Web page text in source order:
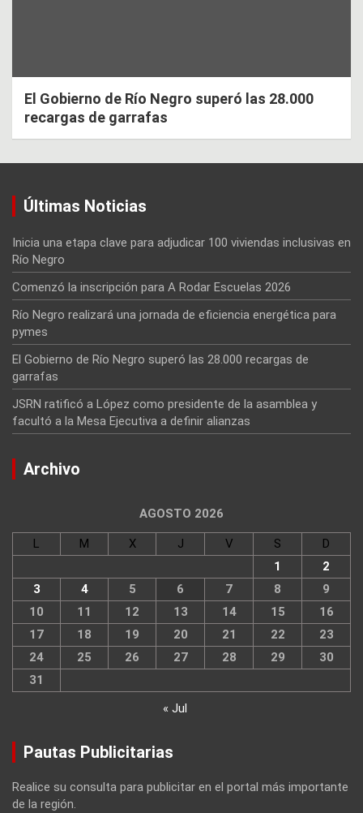
El Gobierno de Río Negro superó las 28.000
recargas de garrafas
Últimas Noticias
Inicia una etapa clave para adjudicar 100 viviendas inclusivas en
Río Negro
Comenzó la inscripción para A Rodar Escuelas 2026
Río Negro realizará una jornada de eficiencia energética para
pymes
El Gobierno de Río Negro superó las 28.000 recargas de
garrafas
JSRN ratificó a López como presidente de la asamblea y
facultó a la Mesa Ejecutiva a definir alianzas
Archivo
AGOSTO 2026
L M X J V S
D
1
2
3
4 5 6 7 8
9
10
11 12 13 14 15
16
17
18 19 20 21 22
23
24
25 26 27 28 29
30
31
« Jul
Pautas Publicitarias
Realice su consulta para publicitar en el portal más importante
de la región.